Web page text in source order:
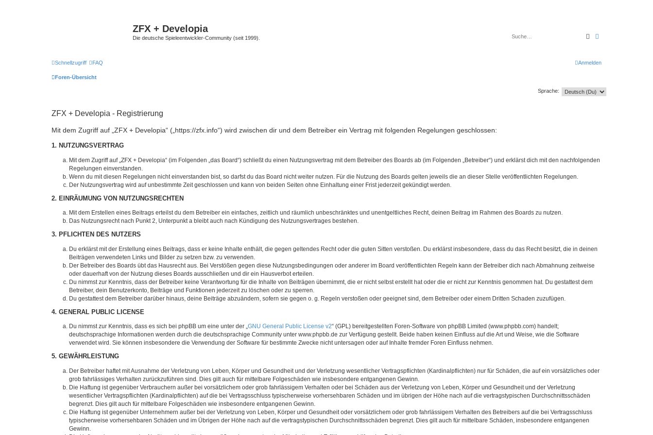
ZFX + Developia
Die deutsche Spieleentwickler-Community (seit 1999). Suche
Schnellzugriff FAQ Anmelden
Foren-Übersicht
Sprache:
ZFX + Developia - Registrierung
Mit dem Zugriff auf „ZFX + Developia“ („https://zfx.info“) wird zwischen dir und dem Betreiber ein Vertrag mit folgenden Regelungen geschlossen:
1. NUTZUNGSVERTRAG
Mit dem Zugriff auf „ZFX + Developia“ (im Folgenden „das Board“) schließt du einen Nutzungsvertrag mit dem Betreiber des Boards ab (im Folgenden „Betreiber“) und erklärst dich mit den nachfolgenden
Regelungen einverstanden.
Wenn du mit diesen Regelungen nicht einverstanden bist, so darfst du das Board nicht weiter nutzen. Für die Nutzung des Boards gelten jeweils die an dieser Stelle veröffentlichten Regelungen.
Der Nutzungsvertrag wird auf unbestimmte Zeit geschlossen und kann von beiden Seiten ohne Einhaltung einer Frist jederzeit gekündigt werden.
2. EINRÄUMUNG VON NUTZUNGSRECHTEN
Mit dem Erstellen eines Beitrags erteilst du dem Betreiber ein einfaches, zeitlich und räumlich unbeschränktes und unentgeltliches Recht, deinen Beitrag im Rahmen des Boards zu nutzen.
Das Nutzungsrecht nach Punkt 2, Unterpunkt a bleibt auch nach Kündigung des Nutzungsvertrages bestehen.
3. PFLICHTEN DES NUTZERS
Du erklärst mit der Erstellung eines Beitrags, dass er keine Inhalte enthält, die gegen geltendes Recht oder die guten Sitten verstoßen. Du erklärst insbesondere, dass du das Recht besitzt, die in deinen
Beiträgen verwendeten Links und Bilder zu setzen bzw. zu verwenden.
Der Betreiber des Boards übt das Hausrecht aus. Bei Verstößen gegen diese Nutzungsbedingungen oder anderer im Board veröffentlichten Regeln kann der Betreiber dich nach Abmahnung zeitweise
oder dauerhaft von der Nutzung dieses Boards ausschließen und dir ein Hausverbot erteilen.
Du nimmst zur Kenntnis, dass der Betreiber keine Verantwortung für die Inhalte von Beiträgen übernimmt, die er nicht selbst erstellt hat oder die er nicht zur Kenntnis genommen hat. Du gestattest dem
Betreiber, dein Benutzerkonto, Beiträge und Funktionen jederzeit zu löschen oder zu sperren.
Du gestattest dem Betreiber darüber hinaus, deine Beiträge abzuändern, sofern sie gegen o. g. Regeln verstoßen oder geeignet sind, dem Betreiber oder einem Dritten Schaden zuzufügen.
4. GENERAL PUBLIC LICENSE
Du nimmst zur Kenntnis, dass es sich bei phpBB um eine unter der „GNU General Public License v2“ (GPL) bereitgestellten Foren-Software von phpBB Limited (www.phpbb.com) handelt;
deutschsprachige Informationen werden durch die deutschsprachige Community unter www.phpbb.de zur Verfügung gestellt. Beide haben keinen Einfluss auf die Art und Weise, wie die Software
verwendet wird. Sie können insbesondere die Verwendung der Software für bestimmte Zwecke nicht untersagen oder auf Inhalte fremder Foren Einfluss nehmen.
5. GEWÄHRLEISTUNG
Der Betreiber haftet mit Ausnahme der Verletzung von Leben, Körper und Gesundheit und der Verletzung wesentlicher Vertragspflichten (Kardinalpflichten) nur für Schäden, die auf ein vorsätzliches oder
grob fahrlässiges Verhalten zurückzuführen sind. Dies gilt auch für mittelbare Folgeschäden wie insbesondere entgangenen Gewinn.
Die Haftung ist gegenüber Verbrauchern außer bei vorsätzlichem oder grob fahrlässigem Verhalten oder bei Schäden aus der Verletzung von Leben, Körper und Gesundheit und der Verletzung
wesentlicher Vertragspflichten (Kardinalpflichten) auf die bei Vertragsschluss typischerweise vorhersehbaren Schäden und im übrigen der Höhe nach auf die vertragstypischen Durchschnittsschäden
begrenzt. Dies gilt auch für mittelbare Folgeschäden wie insbesondere entgangenen Gewinn.
Die Haftung ist gegenüber Unternehmern außer bei der Verletzung von Leben, Körper und Gesundheit oder vorsätzlichem oder grob fahrlässigem Verhalten des Betreibers auf die bei Vertragsschluss
typischerweise vorhersehbaren Schäden und im Übrigen der Höhe nach auf die vertragstypischen Durchschnittsschäden begrenzt. Dies gilt auch für mittelbare Schäden, insbesondere entgangenen
Gewinn.